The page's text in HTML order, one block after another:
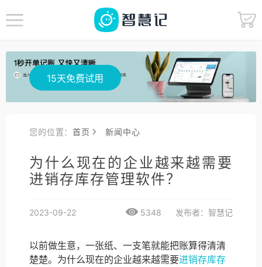
15天免费试用
您的位置：首页 新闻中心
为什么现在的企业越来越需要
进销存库存管理软件？
2023-09-22 5348 发布者：智慧记
以前做生意，一张纸、一支笔就能把账算得清清
楚楚。为什么现在的企业越来越需要进销存库存